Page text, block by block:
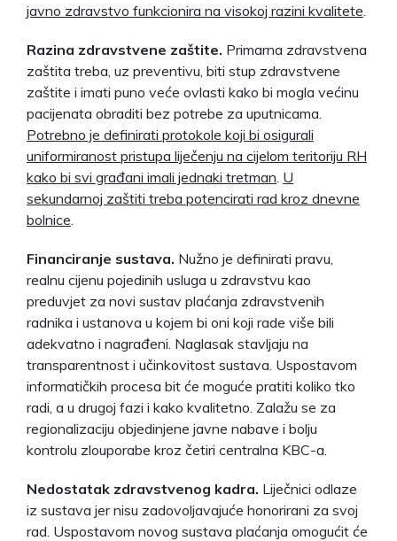
javno zdravstvo funkcionira na visokoj razini kvalitete
Razina zdravstvene zaštite. Primarna zdravstvena
zaštita treba, uz preventivu, biti stup zdravstvene
zaštite i imati puno veće ovlasti kako bi mogla većinu
pacijenata obraditi bez potrebe za uputnicama.
Potrebno je definirati protokole koji bi osigurali
uniformiranost pristupa liječenju na cijelom teritoriju RH
kako bi svi građani imali jednaki tretman U
sekundarnoj zaštiti treba potencirati rad kroz dnevne
bolnice
Financiranje sustava. Nužno je definirati pravu,
realnu cijenu pojedinih usluga u zdravstvu kao
preduvjet za novi sustav plaćanja zdravstvenih
radnika i ustanova u kojem bi oni koji rade više bili
adekvatno i nagrađeni. Naglasak stavljaju na
transparentnost i učinkovitost sustava. Uspostavom
informatičkih procesa bit će moguće pratiti koliko tko
radi, a u drugoj fazi i kako kvalitetno. Zalažu se za
regionalizaciju objedinjene javne nabave i bolju
kontrolu zlouporabe kroz četiri centralna KBC-a.
Nedostatak zdravstvenog kadra. Liječnici odlaze
iz sustava jer nisu zadovoljavajuće honorirani za svoj
rad. Uspostavom novog sustava plaćanja omogućit će